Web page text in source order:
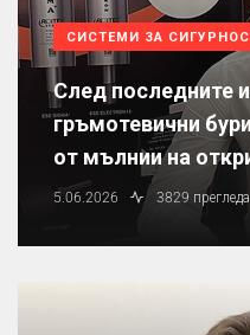
СИСТЕМИ ЗА
След последните
гръмотевични
от мълнии на
5.06.2026 3829 прегледа